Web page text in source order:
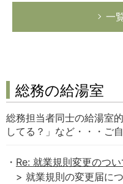
一
総務の給湯室
総務担当者同士の給湯室
してる？」など・・・ご
Re: 就業規則変更のつい
> 就業規則の変更届に